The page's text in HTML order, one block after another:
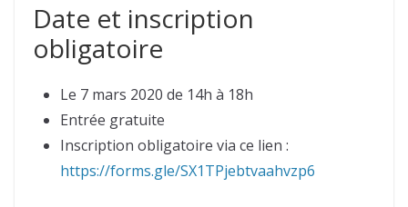
Date et inscription
obligatoire
Le 7 mars 2020 de 14h à 18h
Entrée gratuite
Inscription obligatoire via ce lien :
https://forms.gle/SX1TPjebtvaahvzp6